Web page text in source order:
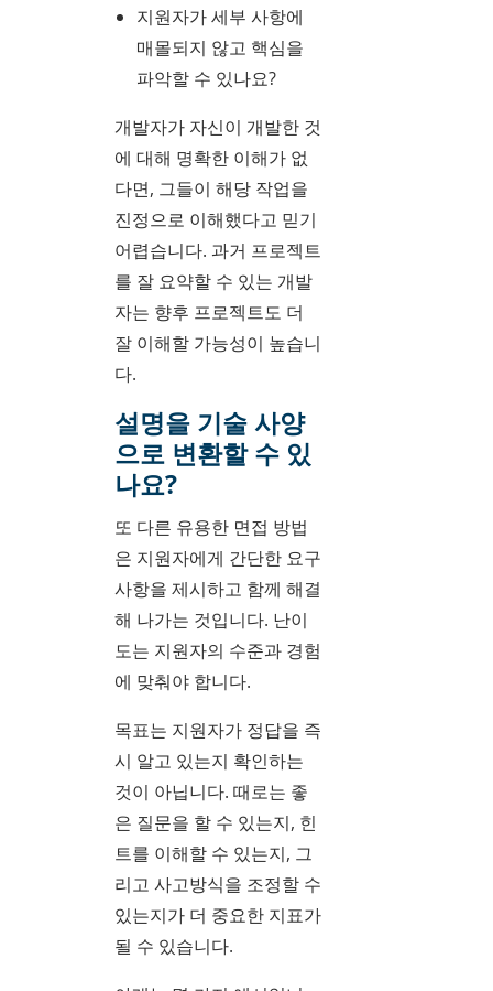
지원자가 세부 사항에
매몰되지 않고 핵심을
파악할 수 있나요?
개발자가 자신이 개발한 것
에 대해 명확한 이해가 없
다면, 그들이 해당 작업을
진정으로 이해했다고 믿기
어렵습니다. 과거 프로젝트
를 잘 요약할 수 있는 개발
자는 향후 프로젝트도 더
잘 이해할 가능성이 높습니
다.
설명을 기술 사양
으로 변환할 수 있
나요?
또 다른 유용한 면접 방법
은 지원자에게 간단한 요구
사항을 제시하고 함께 해결
해 나가는 것입니다. 난이
도는 지원자의 수준과 경험
에 맞춰야 합니다.
목표는 지원자가 정답을 즉
시 알고 있는지 확인하는
것이 아닙니다. 때로는 좋
은 질문을 할 수 있는지, 힌
트를 이해할 수 있는지, 그
리고 사고방식을 조정할 수
있는지가 더 중요한 지표가
될 수 있습니다.